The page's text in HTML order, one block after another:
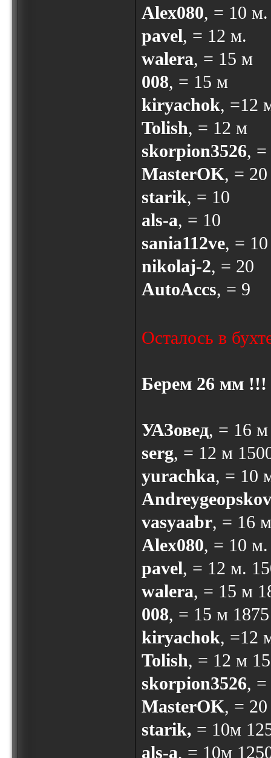
Alex080, = 10 м.
pavel, = 12 м.
walera, = 15 м
008, = 15 м
kiryachok, =12
Tolish, = 12 м
skorpion3526,
MasterOK, =
starik, = 10
als-a, = 10
sania112ve, = 10
nikolaj-2, = 20
AutoAccs, = 9
Осталось в
Берем 26 мм !!!
УАЗовед, = 16
serg, = 12 м
yurachka, = 10
Andreygeopskov
vasyaabr, = 16
Alex080, = 10
pavel, = 12 м.
walera, = 15 м
008, = 15 м
kiryachok, =12
Tolish, = 12 м
skorpion3526,
MasterOK, =
starik, = 10м
als-a, = 10м